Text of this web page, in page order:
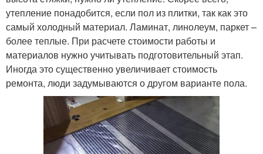
утепление понадобится, если пол из плитки, так как это
самый холодный материал. Ламинат, линолеум, паркет –
более теплые. При расчете стоимости работы и
материалов нужно учитывать подготовительный этап.
Иногда это существенно увеличивает стоимость
ремонта, люди задумываются о другом варианте пола.